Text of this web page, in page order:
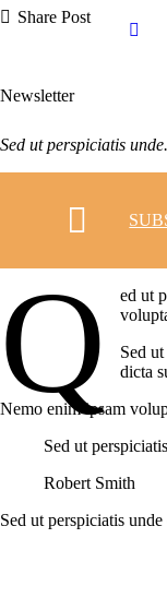
Share Post
Newsletter
Sed ut perspiciatis unde.
Q
ed ut
Sed
dicta
Nemo enim ipsam
Sed ut
Robert Smith
Sed ut perspiciatis